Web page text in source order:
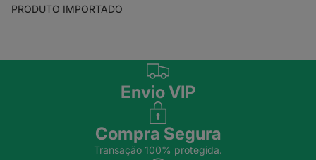
PRODUTO IMPORTADO
Envio VIP
Compra Segura
Transação 100% protegida.